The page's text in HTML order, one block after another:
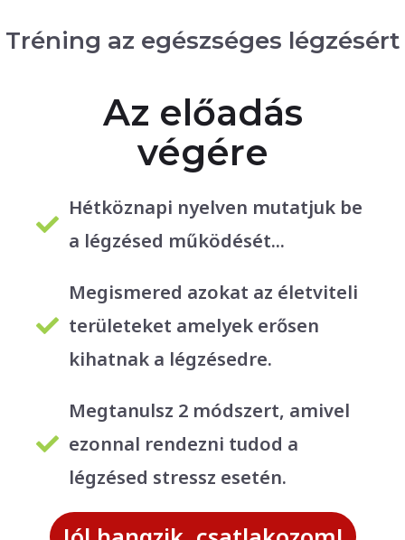
Tréning az egészséges légzésért
Az előadás
végére
Hétköznapi nyelven mutatjuk be
a légzésed működését...
Megismered azokat az életviteli
területeket amelyek erősen
kihatnak a légzésedre.
Megtanulsz 2 módszert, amivel
ezonnal rendezni tudod a
légzésed stressz esetén.